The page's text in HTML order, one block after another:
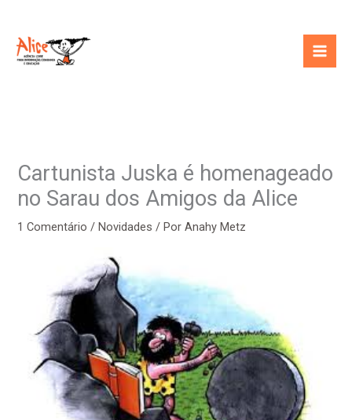
conteúdo
Cartunista Juska é homenageado
no Sarau dos Amigos da Alice
1 Comentário /Novidades / PorAnahy Metz